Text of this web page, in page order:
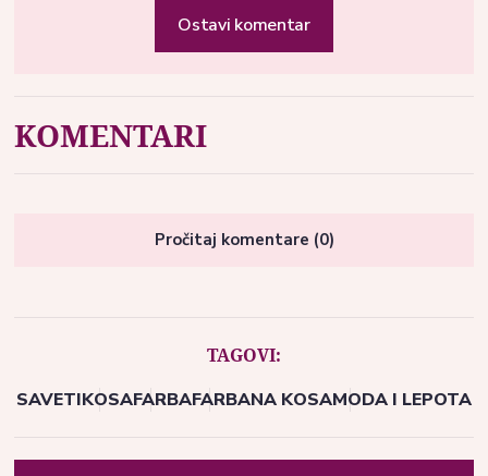
Ostavi komentar
KOMENTARI
Pročitaj komentare (0)
TAGOVI:
SAVETIKOSAFARBAFARBANA KOSAMODA I LEPOTA